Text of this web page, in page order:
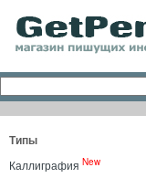
Типы
Каллиграфия New